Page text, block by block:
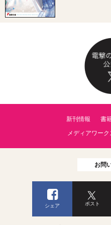
新刊情報 書
メディアワー
お問
シェア ポスト